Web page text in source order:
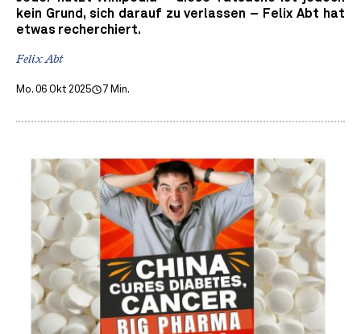
kein Grund, sich darauf zu verlassen – Felix Abt hat
etwas recherchiert.
Felix Abt
Mo. 06 Okt 2025 7 Min.